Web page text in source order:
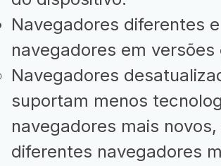
Navegadores diferentes e
navegadores em versões
Navegadores
suportam menos
navegadores mais novos,
diferentes navegadores